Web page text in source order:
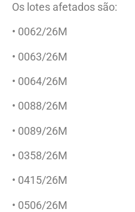
Os lotes afetados são:
• 0062/26M
• 0063/26M
• 0064/26M
• 0088/26M
• 0089/26M
• 0358/26M
• 0415/26M
• 0506/26M